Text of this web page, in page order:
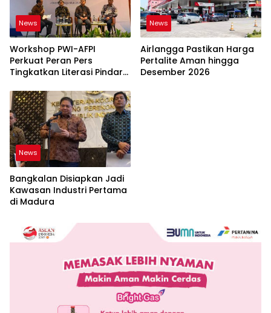
News
Workshop PWI-AFPI
Perkuat Peran Pers
Tingkatkan Literasi Pindar
Masyarakat
News
Airlangga Pastikan Harga
Pertalite Aman hingga
Desember 2026
News
Bangkalan Disiapkan Jadi
Kawasan Industri Pertama
di Madura